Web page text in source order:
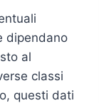
dipendano
al
classi
questi dati